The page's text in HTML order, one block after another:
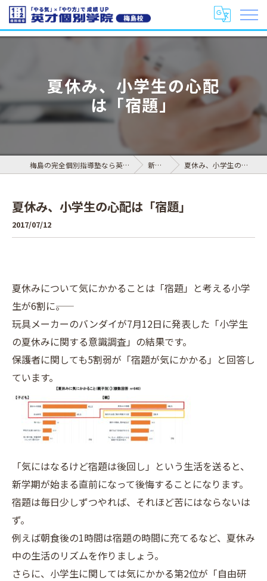
夏休み、小学生の心配
は「宿題」
梅島の完全個別指導塾なら英才個別学院 梅島校 新着情報 夏休み、小学生の心配は「宿題」
夏休み、小学生の心配は「宿題」
2017/07/12
夏休みについて気にかかることは「宿題」と考える小学
生が6割に――。
玩具メーカーのバンダイが7月12日に発表した「小学生
の夏休みに関する意識調査」の結果です。
保護者に関しても5割弱が「宿題が気にかかる」と回答し
ています。
「気にはなるけど宿題は後回し」という生活を送ると、
新学期が始まる直前になって後悔することになります。
宿題は毎日少しずつやれば、それほど苦にはならないは
ず。
例えば朝食後の1時間は宿題の時間に充てるなど、夏休み
中の生活のリズムを作りましょう。
さらに、小学生に関しては気にかかる第2位が「自由研